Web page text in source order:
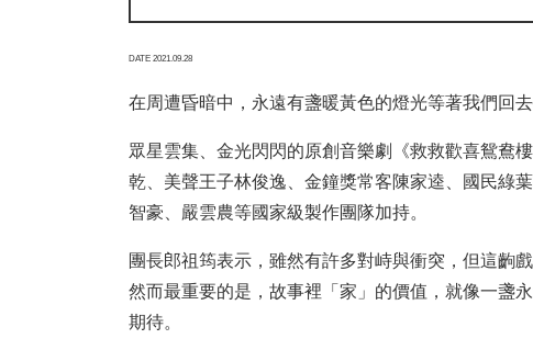
DATE 2021.09.28
在周遭昏暗中，永遠有盞暖黃色的燈光等著我們回
眾星雲集、金光閃閃的原創音樂劇《救救歡喜鴛鴦
乾、美聲王子林俊逸、金鐘獎常客陳家逵、國民綠
智豪、嚴雲農等國家級製作團隊加持。
團長郎祖筠表示，雖然有許多對峙與衝突，但這齣
然而最重要的是，故事裡「家」的價值，就像一盞
期待。